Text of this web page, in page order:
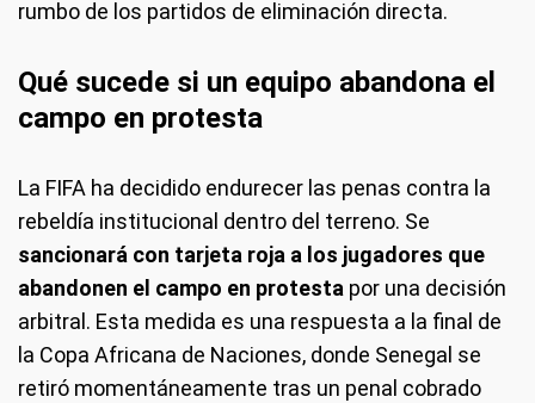
rumbo de los partidos de eliminación directa.
Qué sucede si un equipo abandona el
campo en protesta
La FIFA ha decidido endurecer las penas contra la
rebeldía institucional dentro del terreno. Se
sancionará con tarjeta roja a los jugadores que
abandonen el campo en protesta por una decisión
arbitral. Esta medida es una respuesta a la final de
la Copa Africana de Naciones, donde Senegal se
retiró momentáneamente tras un penal cobrado